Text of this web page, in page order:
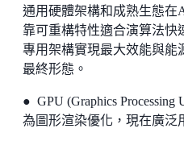
通用硬體架構和成熟生態
靠可重構特性適合演算法快
專用架構實現最大效能與能
最終形態。
● GPU (Graphics
為圖形渲染優化，現在廣泛